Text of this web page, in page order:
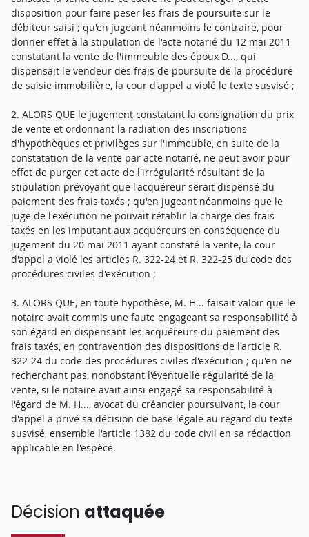
disposition pour faire peser les frais de poursuite sur le
débiteur saisi ; qu'en jugeant néanmoins le contraire, pour
donner effet à la stipulation de l'acte notarié du 12 mai 2011
constatant la vente de l'immeuble des époux D..., qui
dispensait le vendeur des frais de poursuite de la procédure
de saisie immobilière, la cour d'appel a violé le texte susvisé ;
2. ALORS QUE le jugement constatant la consignation du prix
de vente et ordonnant la radiation des inscriptions
d'hypothèques et privilèges sur l'immeuble, en suite de la
constatation de la vente par acte notarié, ne peut avoir pour
effet de purger cet acte de l'irrégularité résultant de la
stipulation prévoyant que l'acquéreur serait dispensé du
paiement des frais taxés ; qu'en jugeant néanmoins que le
juge de l'exécution ne pouvait rétablir la charge des frais
taxés en les imputant aux acquéreurs en conséquence du
jugement du 20 mai 2011 ayant constaté la vente, la cour
d'appel a violé les articles R. 322-24 et R. 322-25 du code des
procédures civiles d'exécution ;
3. ALORS QUE, en toute hypothèse, M. H... faisait valoir que le
notaire avait commis une faute engageant sa responsabilité à
son égard en dispensant les acquéreurs du paiement des
frais taxés, en contravention des dispositions de l'article R.
322-24 du code des procédures civiles d'exécution ; qu'en ne
recherchant pas, nonobstant l'éventuelle régularité de la
vente, si le notaire avait ainsi engagé sa responsabilité à
l'égard de M. H..., avocat du créancier poursuivant, la cour
d'appel a privé sa décision de base légale au regard du texte
susvisé, ensemble l'article 1382 du code civil en sa rédaction
applicable en l'espèce.
Décision attaquée